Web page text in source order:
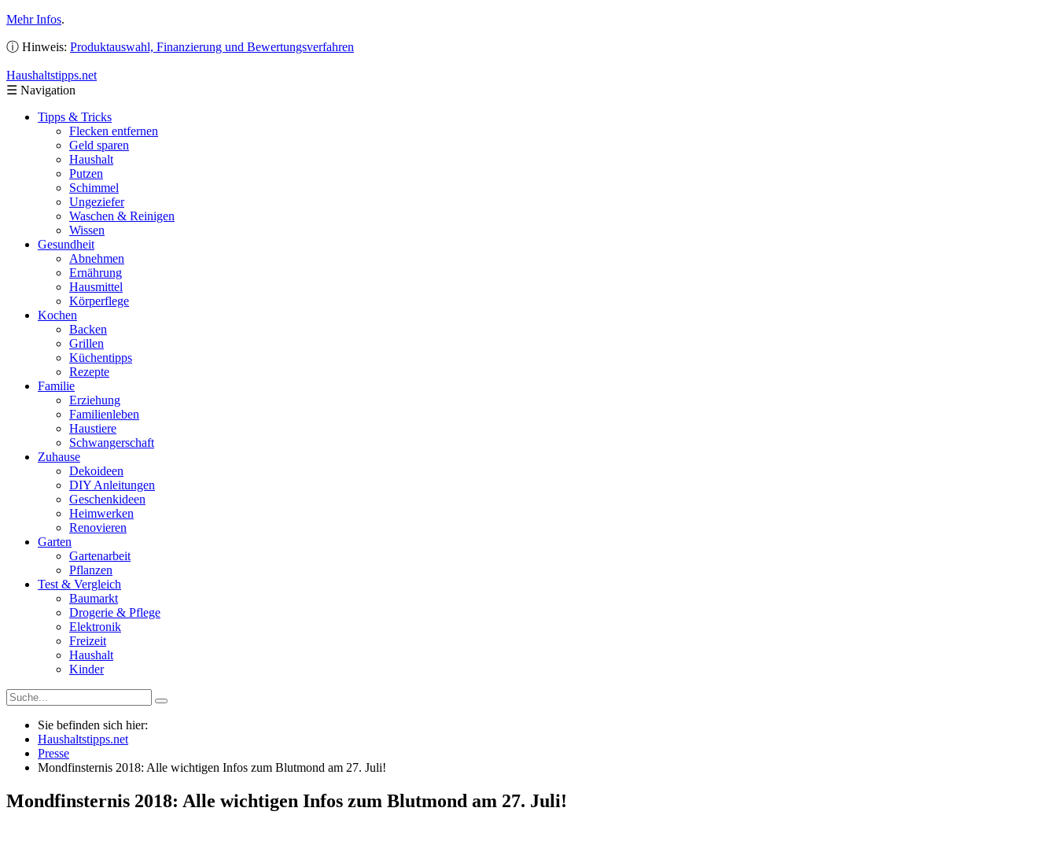
Mehr Infos.
ⓘ Hinweis: Produktauswahl, Finanzierung und Bewertungsverfahren
Haushaltstipps.net
☰ Navigation
Tipps & Tricks
Flecken entfernen
Geld sparen
Haushalt
Putzen
Schimmel
Ungeziefer
Waschen & Reinigen
Wissen
Gesundheit
Abnehmen
Ernährung
Hausmittel
Körperflege
Kochen
Backen
Grillen
Küchentipps
Rezepte
Familie
Erziehung
Familienleben
Haustiere
Schwangerschaft
Zuhause
Dekoideen
DIY Anleitungen
Geschenkideen
Heimwerken
Renovieren
Garten
Gartenarbeit
Pflanzen
Test & Vergleich
Baumarkt
Drogerie & Pflege
Elektronik
Freizeit
Haushalt
Kinder
Sie befinden sich hier:
Haushaltstipps.net
Presse
Mondfinsternis 2018: Alle wichtigen Infos zum Blutmond am 27. Juli!
Mondfinsternis 2018: Alle wichtigen Infos zum Blutmond am 27. Juli!